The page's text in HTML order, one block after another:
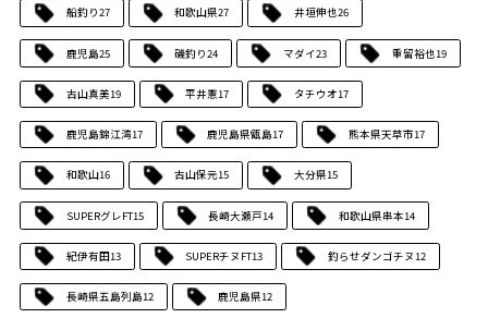
船釣り27 和歌山県27 井垣伸也26
鹿児島25 磯釣り24 マダイ23 重留裕也19
古山真美19 平井憲17 タチウオ17
鹿児島錦江湾17 鹿児島県甑島17 熊本県天草市17
和歌山16 古山保元15 大分県15
SUPERグレFT15 長崎大瀬戸14 和歌山県串本14
紀伊有田13 SUPERチヌFT13 釣らせダンゴチヌ12
長崎県五島列島12 鹿児島県12